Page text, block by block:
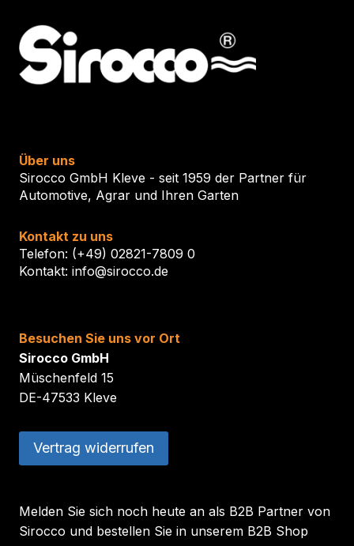
Über uns
Sirocco GmbH Kleve - seit 1959 der Partner für
Automotive, Agrar und Ihren Garten
Kontakt zu uns
Telefon: (+49) 02821-7809 0
Kontakt: info@sirocco.de
Besuchen Sie uns vor Ort
Sirocco GmbH
Müschenfeld 15
DE-47533 Kleve
Vertrag widerrufen
Melden Sie sich noch heute an als B2B Partner von
Sirocco und bestellen Sie in unserem B2B Shop